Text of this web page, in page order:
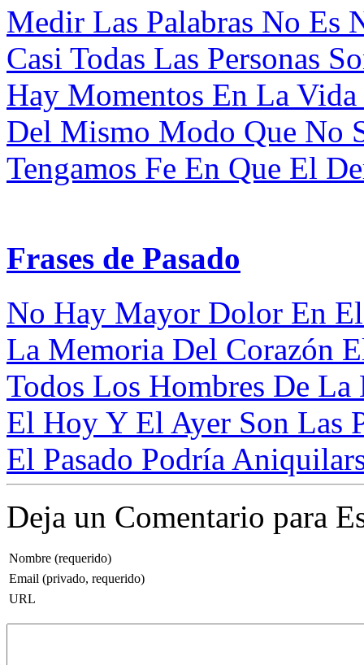
Medir Las Palabras No Es
Casi Todas Las Personas
Hay Momentos En La
Del Mismo Modo Que No
Tengamos Fe En Que El
Frases de Pasado
No Hay Mayor Dolor En
La Memoria Del Corazón
Todos Los Hombres De
El Hoy Y El Ayer Son Las
El Pasado Podría
Deja un Comentario para
Nombre (requerido)
Email (privado, requerido)
URL